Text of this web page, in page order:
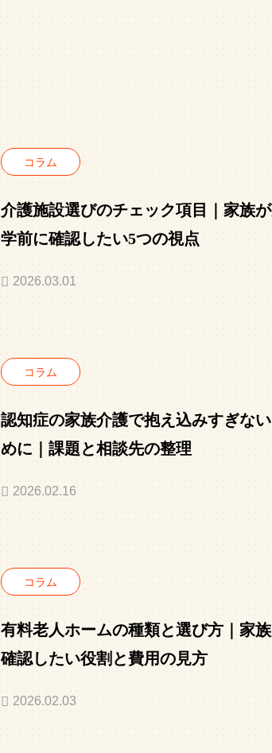
コラム
介護施設選びのチェック項目｜家族
学前に確認したい5つの視点
2026.03.01
コラム
認知症の家族介護で抱え込みすぎな
めに｜課題と相談先の整理
2026.02.16
コラム
有料老人ホームの種類と選び方｜家
確認したい役割と費用の見方
2026.02.03